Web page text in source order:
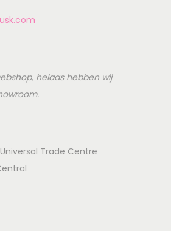
helaas hebben wij
Trade Centre